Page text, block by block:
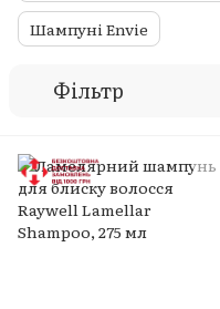
Шампуні Envie
Фільтр